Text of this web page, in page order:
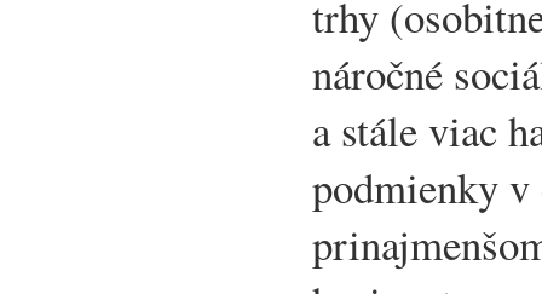
trhy
náročné
a stále viac
podmienky v